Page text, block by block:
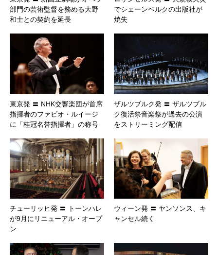
部門の芸術監督を務める大野
和士との契約を延長
でシェーンベルクの出版社が
焼失
東京発 〓 NHK交響楽団が首席
指揮者のファビオ・ルイージ
に「桂冠名誉指揮者」の称号
ザルツブルク発 〓 ザルツブル
ク復活祭音楽祭が過去の公演
をストリーミング配信
チューリッヒ発 〓 トーンハレ
が9月にリニューアル・オープ
ン
ウィーン発 〓 ヤンソンス、キ
ャンセル続く